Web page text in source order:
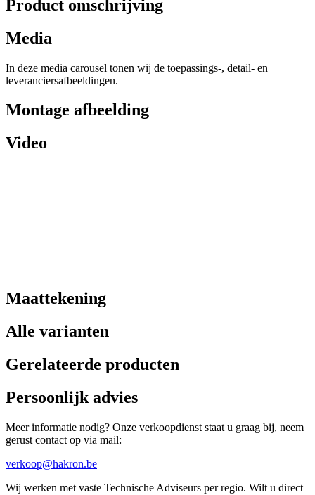
Product omschrijving
Media
In deze media carousel tonen wij de toepassings-, detail- en
leveranciersafbeeldingen.
Montage afbeelding
Video
Maattekening
Alle varianten
Gerelateerde producten
Persoonlijk advies
Meer informatie nodig? Onze verkoopdienst staat u graag bij, neem
gerust contact op via mail:
verkoop@hakron.be
Wij werken met vaste Technische Adviseurs per regio. Wilt u direct